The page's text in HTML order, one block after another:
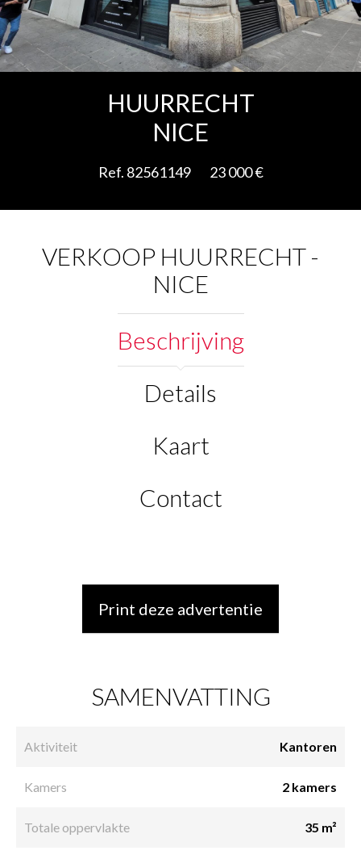
HUURRECHT
NICE
Ref. 82561149 23 000 €
VERKOOP HUURRECHT -
NICE
Beschrijving
Details
Kaart
Contact
Print deze advertentie
SAMENVATTING
Aktiviteit Kantoren
Kamers 2 kamers
Totale oppervlakte 35 m²